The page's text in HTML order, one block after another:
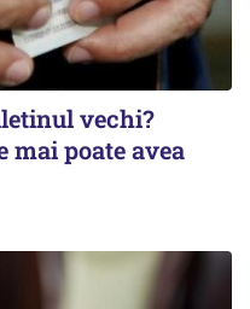
vechi?
mai poate avea